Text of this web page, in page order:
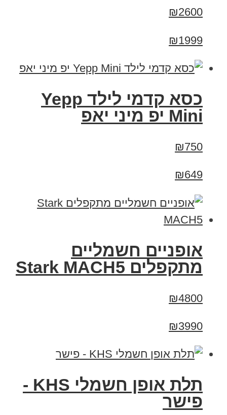
₪2600
₪1999
כסא קדמי לילד Yepp
Mini יפ מיני יאפ
₪750
₪649
‏אופניים חשמליים
‏מתקפלים Stark MACH5
₪4800
₪3990
תלת אופן חשמלי KHS -
פישר